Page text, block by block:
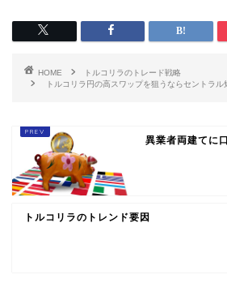
HOME
トルコリラのトレード戦略
トルコリラ円の高スワップを狙うならセントラル
異業者両建てに
トルコリラのトレンド要因